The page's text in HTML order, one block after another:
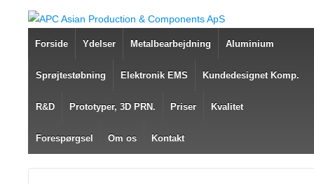
Forside Ydelser Metalbearbejdning Aluminium
Sprøjtestøbning Elektronik EMS Kundedesignet Komp.
R&D Prototyper, 3D PRN. Priser Kvalitet
Forespørgsel Om os Kontakt